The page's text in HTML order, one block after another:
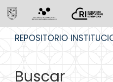
REPOSITORIO
Buscar